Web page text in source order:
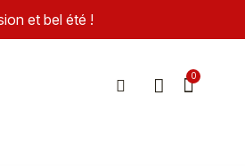
et bel été !